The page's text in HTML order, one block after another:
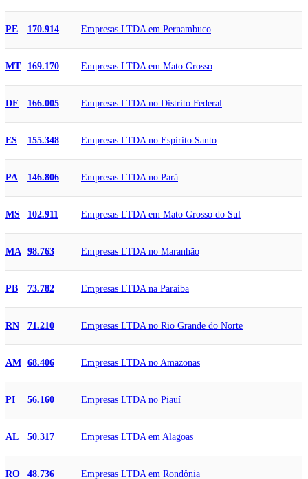
PE 170.914 Empresas LTDA em Pernambuco
MT 169.170 Empresas LTDA em Mato Grosso
DF 166.005 Empresas LTDA no Distrito Federal
ES 155.348 Empresas LTDA no Espírito Santo
PA 146.806 Empresas LTDA no Pará
MS 102.911 Empresas LTDA em Mato Grosso do Sul
MA 98.763 Empresas LTDA no Maranhão
PB 73.782 Empresas LTDA na Paraíba
RN 71.210 Empresas LTDA no Rio Grande do Norte
AM 68.406 Empresas LTDA no Amazonas
PI 56.160 Empresas LTDA no Piauí
AL 50.317 Empresas LTDA em Alagoas
RO 48.736 Empresas LTDA em Rondônia